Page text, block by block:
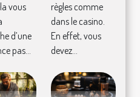
vous
d’une
pas...
règles comme
dans le casino.
En effet, vous
devez...